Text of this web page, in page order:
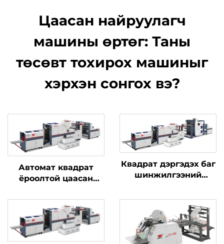
Цаасан найруулагч
машины өртөг: Таны
төсөвт тохирох машиныг
хэрхэн сонгох вэ?
Автомат квадрат
ёроолтой цаасан
Квадрат дэргэдэх баг
шинжилгээний